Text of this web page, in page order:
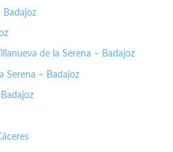
Badajoz
de la Serena – Badajoz
Serena – Badajoz